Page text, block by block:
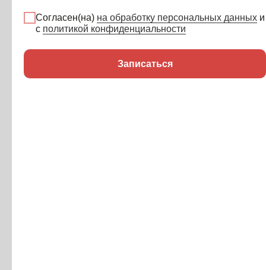
Согласен(на) на обработку персональных данных и
с политикой конфиденциальности
Записаться
перестройки.
Хотите так же — видеть прибыль по этапам
и контролировать проект в моменте, а не по итогам